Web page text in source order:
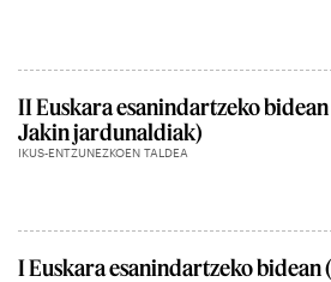
II Euskara esanindartzeko
Jakin jardunaldiak)
IKUS-ENTZUNEZKOEN TALDEA
I Euskara esanindartzeko bidean